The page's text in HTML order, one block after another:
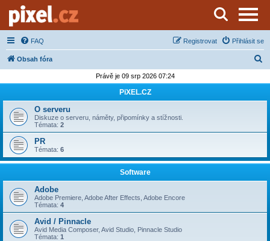
Server o natáčení a zpracování videa
FAQ Přihlásit se
Registrovat
Obsah fóra
d
t
Právě je 09 srp 2026 07:24
PiXEL.CZ
O serveru
Diskuze o serveru, náměty, připomínky a stížnosti.
Témata: 2
PR
Témata: 6
Software
Adobe
Adobe Premiere, Adobe After Effects, Adobe Encore
Témata: 4
Avid / Pinnacle
Avid Media Composer, Avid Studio, Pinnacle Studio
Témata: 1